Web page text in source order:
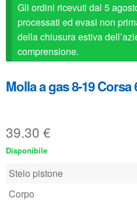
FAQ
Gli ordini ricevuti dal 5
processati ed evasi non
della chiusura estiva
comprensione.
Molla a gas 8-19 Corsa
39.30 €
Disponibile
Stelo pistone
Corpo